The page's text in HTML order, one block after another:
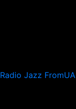
Radio Jazz FromUA